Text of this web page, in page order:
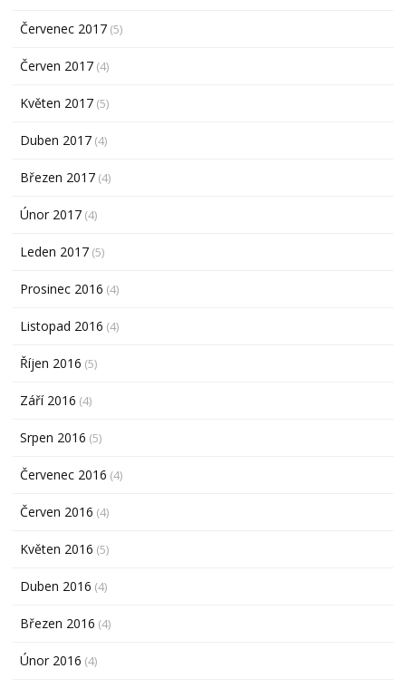
Červenec 2017 (5)
Červen 2017 (4)
Květen 2017 (5)
Duben 2017 (4)
Březen 2017 (4)
Únor 2017 (4)
Leden 2017 (5)
Prosinec 2016 (4)
Listopad 2016 (4)
Říjen 2016 (5)
Září 2016 (4)
Srpen 2016 (5)
Červenec 2016 (4)
Červen 2016 (4)
Květen 2016 (5)
Duben 2016 (4)
Březen 2016 (4)
Únor 2016 (4)